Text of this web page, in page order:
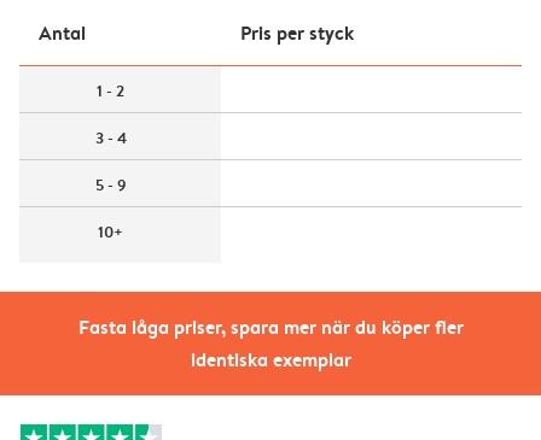
Fasta låga priser, spara mer när du köper fler
identiska exemplar
Antal Pris per styck
1 - 2
3 - 4
5 - 9
10+